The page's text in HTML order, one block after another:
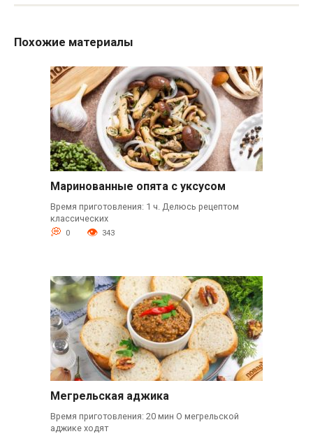
Похожие материалы
Маринованные опята с уксусом
Время приготовления: 1 ч. Делюсь рецептом
классических
0 343
Мегрельская аджика
Время приготовления: 20 мин О мегрельской
аджике ходят